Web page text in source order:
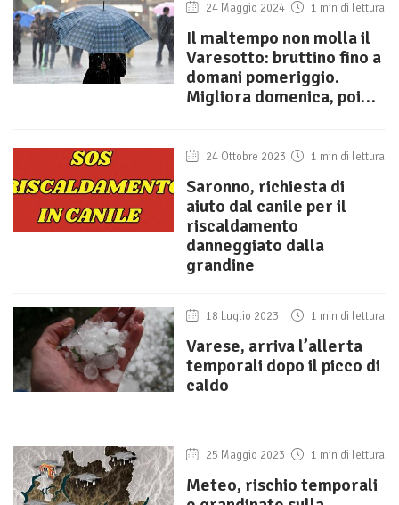
24 Maggio 2024 1 min di lettura
Il maltempo non molla il
Varesotto: bruttino fino a
domani pomeriggio.
Migliora domenica, poi…
24 Ottobre 2023 1 min di lettura
Saronno, richiesta di
aiuto dal canile per il
riscaldamento
danneggiato dalla
grandine
18 Luglio 2023 1 min di lettura
Varese, arriva l’allerta
temporali dopo il picco di
caldo
25 Maggio 2023 1 min di lettura
Meteo, rischio temporali